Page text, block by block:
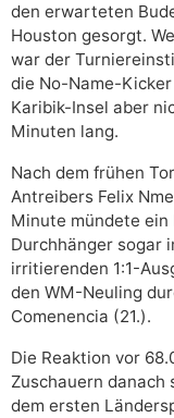
den erwarteten
Houston gesorgt.
war der
die No-Name-
Karibik-Insel aber
Minuten lang.
Nach dem frühen
Antreibers Felix
Minute mündete
Durchhänger sogar
irritierenden 1:1-
den WM-Neuling
Comenencia (21.).
Die Reaktion vor
Zuschauern danach
dem ersten